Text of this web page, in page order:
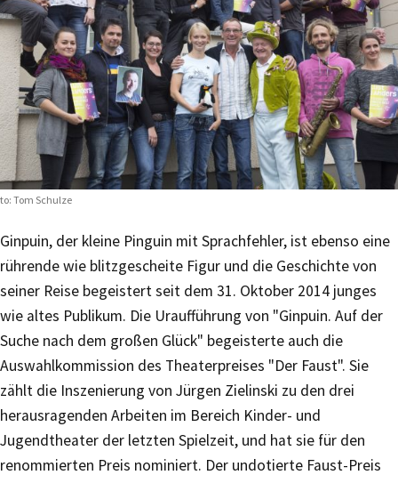
Tom Schulze
Ginpuin, der kleine Pinguin mit Sprachfehler, ist ebenso eine
rührende wie blitzgescheite Figur und die Geschichte von
seiner Reise begeistert seit dem 31. Oktober 2014 junges
wie altes Publikum. Die Uraufführung von "Ginpuin. Auf der
Suche nach dem großen Glück" begeisterte auch die
Auswahlkommission des Theaterpreises "Der Faust". Sie
zählt die Inszenierung von Jürgen Zielinski zu den drei
herausragenden Arbeiten im Bereich Kinder- und
Jugendtheater der letzten Spielzeit, und hat sie für den
renommierten Preis nominiert. Der undotierte Faust-Preis